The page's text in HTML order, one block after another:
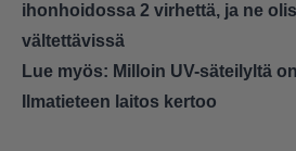
ihonhoidossa 2 virhettä, ja ne
vältettävissä
Lue myös: Milloin UV-säteilyltä
Ilmatieteen laitos kertoo